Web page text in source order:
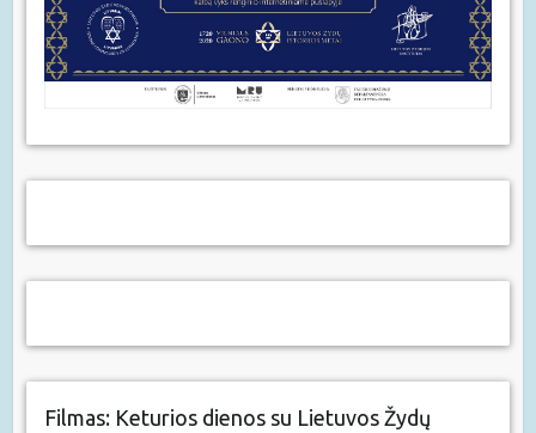
Filmas: Keturios dienos su Lietuvos Žydų